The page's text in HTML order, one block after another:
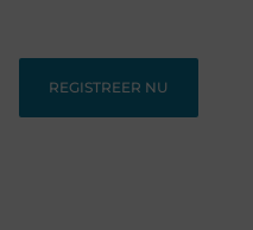
REGISTREER NU